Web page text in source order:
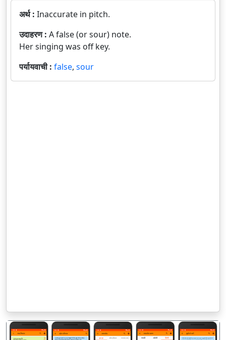
अर्थ : Inaccurate in pitch.
उदाहरण : A false (or sour) note.
Her singing was off key.
पर्यायवाची : false, sour